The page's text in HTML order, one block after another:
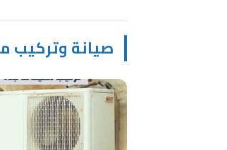
صيانة وتركيب